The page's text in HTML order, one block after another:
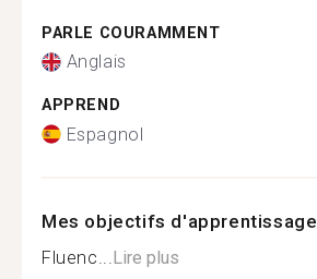
PARLE COURAMMENT
Anglais
APPREND
Espagnol
Mes objectifs d'apprentissage
Fluenc... Lire plus